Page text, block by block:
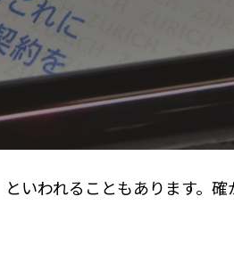
といわれることもあります。